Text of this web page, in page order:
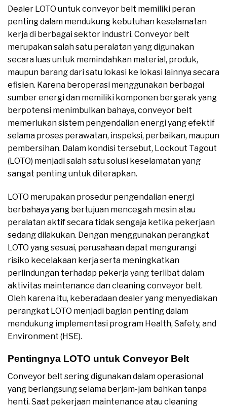
Dealer LOTO untuk conveyor belt memiliki peran
penting dalam mendukung kebutuhan keselamatan
kerja di berbagai sektor industri. Conveyor belt
merupakan salah satu peralatan yang digunakan
secara luas untuk memindahkan material, produk,
maupun barang dari satu lokasi ke lokasi lainnya secara
efisien. Karena beroperasi menggunakan berbagai
sumber energi dan memiliki komponen bergerak yang
berpotensi menimbulkan bahaya, conveyor belt
memerlukan sistem pengendalian energi yang efektif
selama proses perawatan, inspeksi, perbaikan, maupun
pembersihan. Dalam kondisi tersebut, Lockout Tagout
(LOTO) menjadi salah satu solusi keselamatan yang
sangat penting untuk diterapkan.
LOTO merupakan prosedur pengendalian energi
berbahaya yang bertujuan mencegah mesin atau
peralatan aktif secara tidak sengaja ketika pekerjaan
sedang dilakukan. Dengan menggunakan perangkat
LOTO yang sesuai, perusahaan dapat mengurangi
risiko kecelakaan kerja serta meningkatkan
perlindungan terhadap pekerja yang terlibat dalam
aktivitas maintenance dan cleaning conveyor belt.
Oleh karena itu, keberadaan dealer yang menyediakan
perangkat LOTO menjadi bagian penting dalam
mendukung implementasi program Health, Safety, and
Environment (HSE).
Pentingnya LOTO untuk Conveyor Belt
Conveyor belt sering digunakan dalam operasional
yang berlangsung selama berjam-jam bahkan tanpa
henti. Saat pekerjaan maintenance atau cleaning